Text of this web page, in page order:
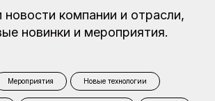
новости компании и отрасли,
новинки и мероприятия.
Мероприятия Новые технологии